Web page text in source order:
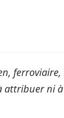
attribuer ni à